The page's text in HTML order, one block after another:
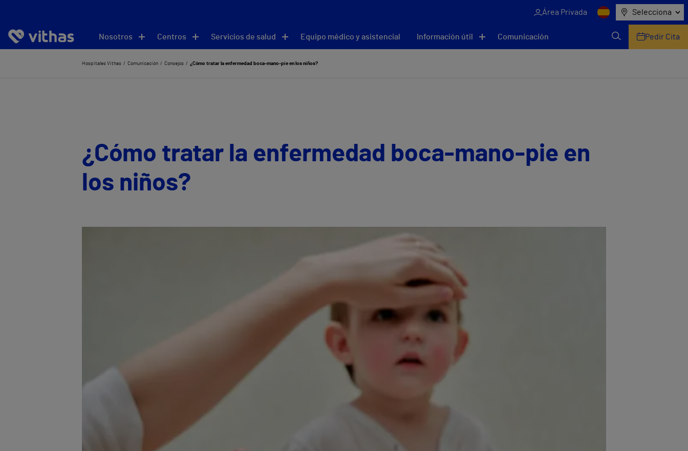
Área Privada Selecciona
Nosotros Centros Servicios de salud Equipo médico y asistencial Información útil Comunicación Pedir Cita
Hospitales Vithas Comunicación Consejos ¿Cómo tratar la enfermedad boca-mano-pie en los niños?
¿Cómo tratar la enfermedad boca-mano-pie en
los niños?